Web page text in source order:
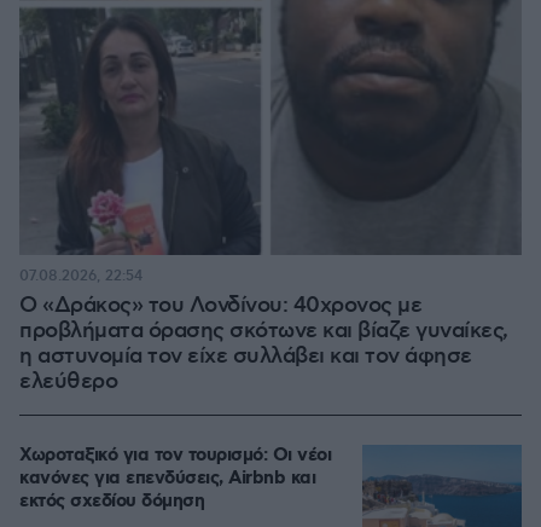
Ο «Δράκος» του Λονδίνου: 40χρονος με
προβλήματα όρασης σκότωνε και βίαζε γυναίκες,
η αστυνομία τον είχε συλλάβει και τον άφησε
ελεύθερο
07.08.2026, 22:54
Χωροταξικό για τον τουρισμό: Οι νέοι
κανόνες για επενδύσεις, Airbnb και
εκτός σχεδίου δόμηση